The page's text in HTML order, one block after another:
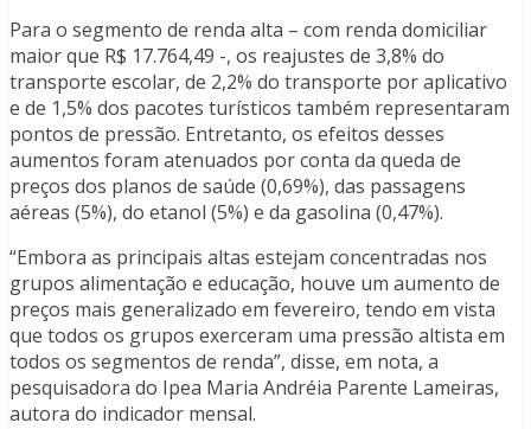
Para o segmento de renda alta – com renda domiciliar
maior que R$ 17.764,49 -, os reajustes de 3,8% do
transporte escolar, de 2,2% do transporte por aplicativo
e de 1,5% dos pacotes turísticos também representaram
pontos de pressão. Entretanto, os efeitos desses
aumentos foram atenuados por conta da queda de
preços dos planos de saúde (0,69%), das passagens
aéreas (5%), do etanol (5%) e da gasolina (0,47%).
“Embora as principais altas estejam concentradas nos
grupos alimentação e educação, houve um aumento de
preços mais generalizado em fevereiro, tendo em vista
que todos os grupos exerceram uma pressão altista em
todos os segmentos de renda”, disse, em nota, a
pesquisadora do Ipea Maria Andréia Parente Lameiras,
autora do indicador mensal.